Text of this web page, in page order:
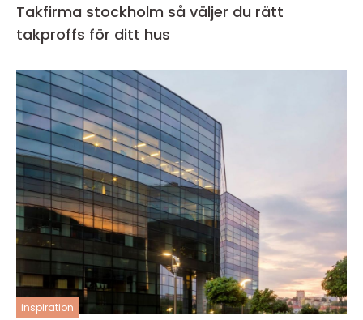
Takfirma stockholm så väljer du rätt
takproffs för ditt hus
inspiration